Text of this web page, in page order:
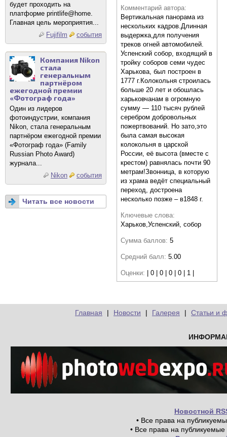
будет проходить на
платформе printlife@home.
Главная цель мероприятия...
Fujifilm
события
Компания Nikon
стала
генеральным
партнёром
ежегодной премии
«Фотограф года»
Один из лидеров
фотоиндустрии, компания
Nikon, стала генеральным
партнёром ежегодной премии
«Фотограф года» (Family
Russian Photo Award)
журнала...
Nikon
события
Читать все новости
Комментарий автора:
Вертикальная панорама из
нескольких кадров.Длинная
выдержка,для получения
треков огней автомобилей.
Успенский собор, входящий в
тройку соборов семи чудес
Харькова, был построен в
1777 г.Колокольня строилась
больше 20 лет и обошлась
харьковчанам в огромную
сумму — 110 тысяч рублей
серебром добровольных
пожертвований. Но зато,это
была самая высокая
колокольня в царской
России, её высота (вместе с
крестом) равнялась почти 90
метрам!Звонница, в которую
из храма ведёт специальный
переход, достроена
несколько позже – в1848 г.
Ключевые слова:
Харьков,Успенский, собор
Сумма баллов: 5
Средний балл: 5.00
Оценки: | 0 | 0 | 0 | 0 | 1 |
Главная | Новости | Галерея | Статьи и
Новостной
• Все права на
• Все права на